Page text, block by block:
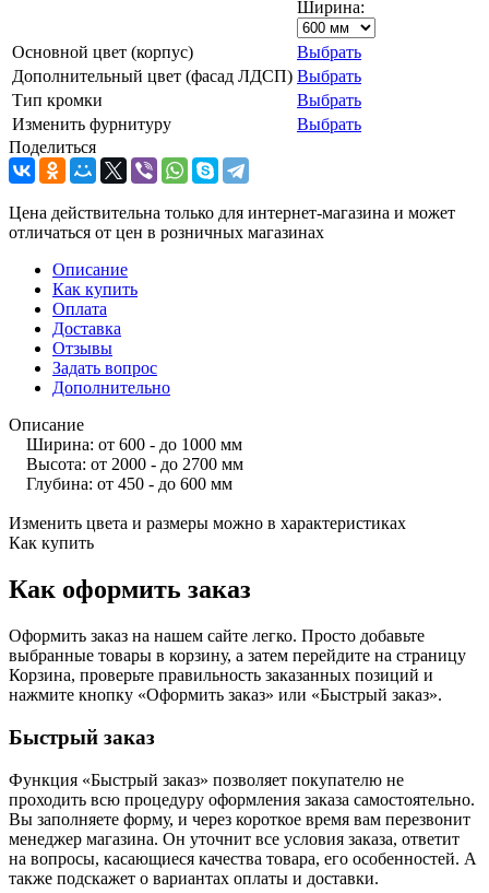
Ширина:
Основной цвет (корпус)
Выбрать
Дополнительный цвет (фасад ЛДСП) Выбрать
Тип кромки
Выбрать
Изменить фурнитуру
Выбрать
Поделиться
Цена действительна только для интернет-магазина и может
отличаться от цен в розничных магазинах
Описание
Как купить
Оплата
Доставка
Отзывы
Задать вопрос
Дополнительно
Описание
Ширина: от 600 - до 1000 мм
Высота: от 2000 - до 2700 мм
Глубина: от 450 - до 600 мм
Изменить цвета и размеры можно в характеристиках
Как купить
Как оформить заказ
Оформить заказ на нашем сайте легко. Просто добавьте
выбранные товары в корзину, а затем перейдите на страницу
Корзина, проверьте правильность заказанных позиций и
нажмите кнопку «Оформить заказ» или «Быстрый заказ».
Быстрый заказ
Функция «Быстрый заказ» позволяет покупателю не
проходить всю процедуру оформления заказа самостоятельно.
Вы заполняете форму, и через короткое время вам перезвонит
менеджер магазина. Он уточнит все условия заказа, ответит
на вопросы, касающиеся качества товара, его особенностей. А
также подскажет о вариантах оплаты и доставки.